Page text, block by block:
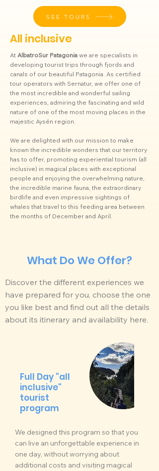
SEE TOURS
All inclusive
At AlbatroSur Patagonia we are specialists in
developing tourist trips through fjords and
canals of our beautiful Patagonia. As certified
tour operators with Sernatur, we offer one of
the most incredible and wonderful sailing
experiences, admiring the fascinating and wild
nature of one of the most moving places in the
majestic Aysén region.
We are delighted with our mission to make
known the incredible wonders that our territory
has to offer, promoting experiential tourism (all
inclusive) in magical places with exceptional
people and enjoying the overwhelming nature,
the incredible marine fauna, the extraordinary
birdlife and even impressive sightings of
whales that travel to this feeding area between
the months of December and April.
What Do We Offer?
Discover the different experiences we
have prepared for you, choose the one
you like best and find out all the details
about its itinerary and availability here.
Full Day "all
inclusive"
tourist
program
We designed this program so that you
can live an unforgettable experience in
one day, without worrying about
additional costs and visiting magical